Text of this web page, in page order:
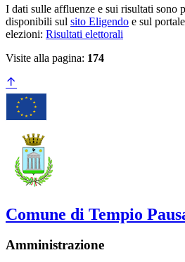
I dati sulle affluenze e sui risultati sono
disponibili sul sito Eligendo e sul
elezioni: Risultati elettorali
Visite alla pagina: 174
Comune di Tempio
Amministrazione